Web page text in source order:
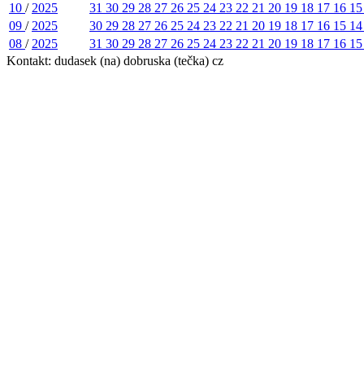
10 / 2025 31 30 29 28 27 26 25 24 23 22 21 20 19 18 17 16
09 / 2025 30 29 28 27 26 25 24 23 22 21 20 19 18 17 16 15
08 / 2025 31 30 29 28 27 26 25 24 23 22 21 20 19 18 17 16
Kontakt: dudasek (na) dobruska (tečka) cz